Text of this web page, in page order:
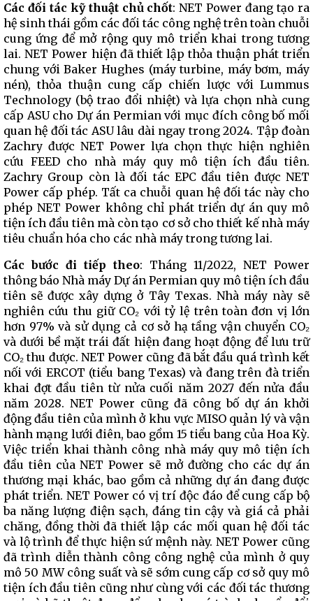
Các đối tác kỹ thuật chủ chốt: NET Power đang tạo ra
hệ sinh thái gồm các đối tác công nghệ trên toàn chuỗi
cung ứng để mở rộng quy mô triển khai trong tương
lai. NET Power hiện đã thiết lập thỏa thuận phát triển
chung với Baker Hughes (máy turbine, máy bơm, máy
nén), thỏa thuận cung cấp chiến lược với Lummus
Technology (bộ trao đổi nhiệt) và lựa chọn nhà cung
cấp ASU cho Dự án Permian với mục đích công bố mối
quan hệ đối tác ASU lâu dài ngay trong 2024. Tập đoàn
Zachry được NET Power lựa chọn thực hiện nghiên
cứu FEED cho nhà máy quy mô tiện ích đầu tiên.
Zachry Group còn là đối tác EPC đầu tiên được NET
Power cấp phép. Tất ca chuỗi quan hệ đối tác này cho
phép NET Power không chỉ phát triển dự án quy mô
tiện ích đầu tiên mà còn tạo cơ sở cho thiết kế nhà máy
tiêu chuẩn hóa cho các nhà máy trong tương lai.
Các bước đi tiếp theo: Tháng 11/2022, NET Power
thông báo Nhà máy Dự án Permian quy mô tiện ích đầu
tiên sẽ được xây dựng ở Tây Texas. Nhà máy này sẽ
nghiên cứu thu giữ CO₂ với tỷ lệ trên toàn đơn vị lớn
hơn 97% và sử dụng cả cơ sở hạ tầng vận chuyển CO₂
và dưới bề mặt trái đất hiện đang hoạt động để lưu trữ
CO₂ thu được. NET Power cũng đã bắt đầu quá trình kết
nối với ERCOT (tiểu bang Texas) và đang trên đà triển
khai đợt đầu tiên từ nửa cuối năm 2027 đến nửa đầu
năm 2028. NET Power cũng đã công bố dự án khởi
động đầu tiên của mình ở khu vực MISO quản lý và vận
hành mạng lưới điên, bao gồm 15 tiểu bang của Hoa Kỳ.
Việc triển khai thành công nhà máy quy mô tiện ích
đầu tiên của NET Power sẽ mở đường cho các dự án
thương mại khác, bao gồm cả những dự án đang được
phát triển. NET Power có vị trí độc đáo để cung cấp bộ
ba năng lượng điện sạch, đáng tin cậy và giá cả phải
chăng, đồng thời đã thiết lập các mối quan hệ đối tác
và lộ trình để thực hiện sứ mệnh này. NET Power cũng
đã trình diễn thành công công nghệ của mình ở quy
mô 50 MW công suất và sẽ sớm cung cấp cơ sở quy mô
tiện ích đầu tiên cũng như cùng với các đối tác thương